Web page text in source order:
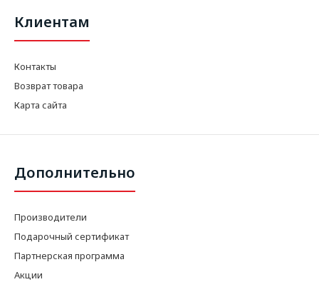
Клиентам
Контакты
Возврат товара
Карта сайта
Дополнительно
Производители
Подарочный сертификат
Партнерская программа
Акции